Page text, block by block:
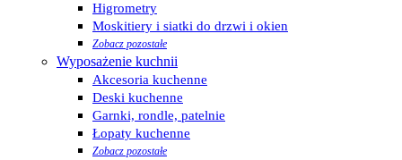
Higrometry
Moskitiery i siatki do drzwi i okien
Zobacz pozostałe
Wyposażenie kuchnii
Akcesoria kuchenne
Deski kuchenne
Garnki, rondle, patelnie
Łopaty kuchenne
Zobacz pozostałe